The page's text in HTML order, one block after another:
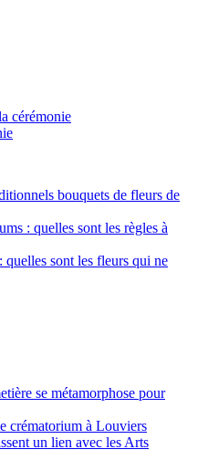
cérémonie
bouquets de fleurs de
: quelles sont les règles à
sont les fleurs qui ne
se métamorphose pour
crématorium à Louviers
un lien avec les Arts